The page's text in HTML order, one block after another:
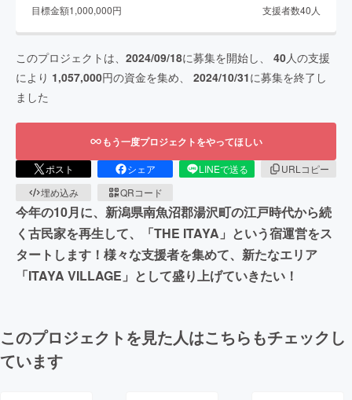
目標金額1,000,000円 支援者数40 人
このプロジェクトは、 2024/09/18に募集を開始し、 40人の支援
により 1,057,000円の資金を集め、 2024/10/31に募集を終了し
ました
もう一度プロジェクトをやってほしい
ポスト シェア LINEで送る
URLコピー
埋め込み
QRコード
今年の10月に、新潟県南魚沼郡湯沢町の江戸時代から続
く古民家を再生して、「THE ITAYA」という宿運営をス
タートします！様々な支援者を集めて、新たなエリア
「ITAYA VILLAGE」として盛り上げていきたい！
このプロジェクトを見た人はこちらもチェックし
ています